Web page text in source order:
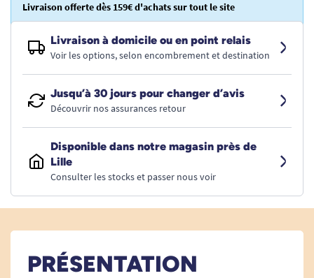
Livraison offerte dès 159€ d'achats sur tout le site
Livraison à domicile ou en point relais
Voir les options, selon encombrement et destination
Jusqu’à 30 jours pour changer d’avis
Découvrir nos assurances retour
Disponible dans notre magasin près de
Lille
Consulter les stocks et passer nous voir
PRÉSENTATION